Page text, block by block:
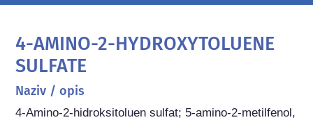
4-AMINO-2-HYDROXYTOLUENE
SULFATE
Naziv / opis
4-Amino-2-hidroksitoluen sulfat; 5-amino-2-metilfenol,